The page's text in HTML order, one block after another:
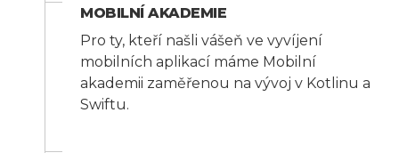
MOBILNÍ AKADEMIE
Pro ty, kteří našli vášeň ve vyvíjení
mobilních aplikací máme Mobilní
akademii zaměřenou na vývoj v Kotlinu a
Swiftu.